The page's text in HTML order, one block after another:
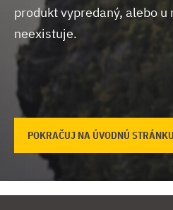
produkt vypredaný, alebo u
neexistuje.
POKRAČUJ NA ÚVODNÚ STRÁNKU